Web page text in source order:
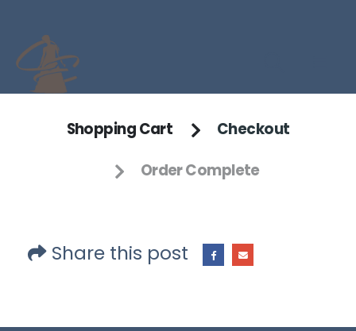
Shopping Cart Checkout
Order Complete
Share this post